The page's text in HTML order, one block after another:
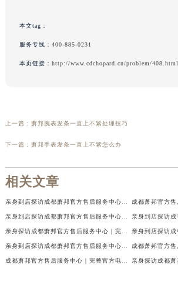
本文tag：
服务专线： 400-885-0231
本页链接： http://www.cdchopard.cn/problem/408.html
上一篇： 萧邦腕表发条一直上不紧处理技巧
下一篇： 萧邦手表发条一直上不紧怎么办
相关文章